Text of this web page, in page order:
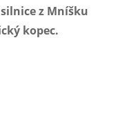
z Mníšku
kopec.